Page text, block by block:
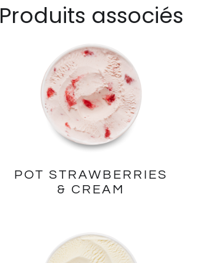
Produits associés
POT STRAWBERRIES
& CREAM